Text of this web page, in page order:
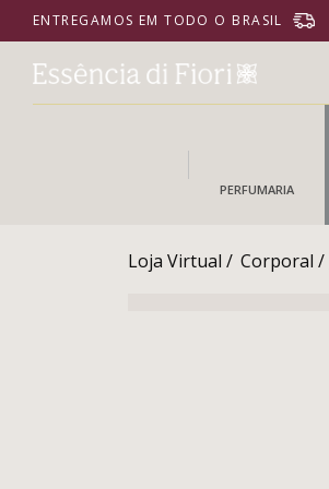
ENTREGAMOS EM TODO O BRASIL
PERFUMARIA
Loja Virtual / Corporal /